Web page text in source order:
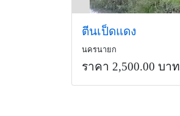
ตีนเป็ดแดง
นครนายก
ราคา 2,500.00 บาท